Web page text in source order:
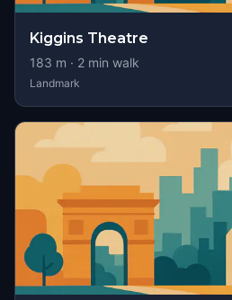
Kiggins Theatre
183 m · 2 min walk
Landmark